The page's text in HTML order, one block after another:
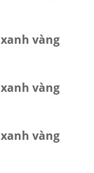
vàng
vàng
vàng